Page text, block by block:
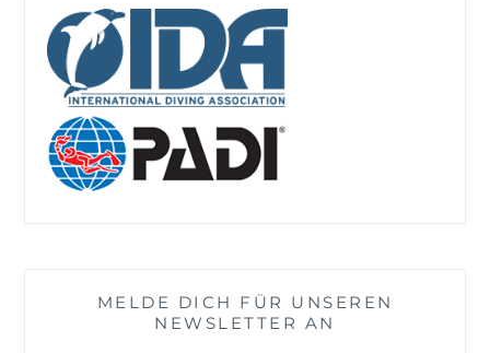
MELDE DICH FÜR UNSEREN
NEWSLETTER AN